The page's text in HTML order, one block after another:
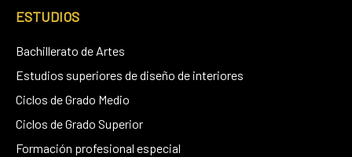
ESTUDIOS
Bachillerato de Artes
Estudios superiores de diseño de interiores
Ciclos de Grado Medio
Ciclos de Grado Superior
Formación profesional especial